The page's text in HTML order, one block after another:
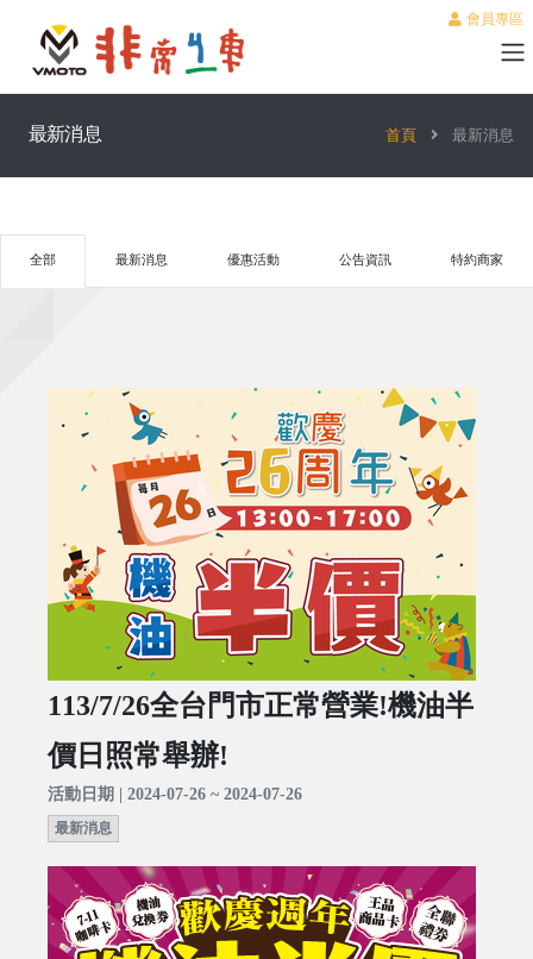
會員專區
最新消息 首頁 最新消息
全部 最新消息 優惠活動 公告資訊 特約商家
113/7/26全台門市正常營業!機油半
價日照常舉辦!
活動日期 | 2024-07-26 ~ 2024-07-26
最新消息